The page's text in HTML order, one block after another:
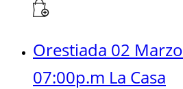
Orestiada 02 Marzo
07:00p.m La Casa